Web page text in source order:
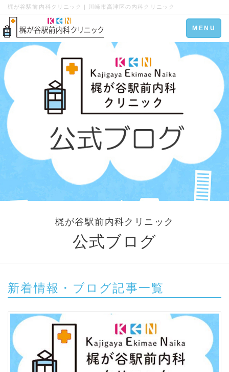
梶が谷駅前内科クリニック | 川崎市高津区の内科クリニック
Toggle
navigation
MENU
梶が谷駅前内科クリニック
公式ブログ
新着情報・ブログ記事一覧